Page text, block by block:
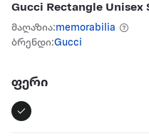
Gucci
მაღაზია:memorabilia
ბრენდი:Gucci
ფერი